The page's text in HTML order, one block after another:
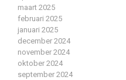
maart 2025
februari 2025
januari 2025
december 2024
november 2024
oktober 2024
september 2024